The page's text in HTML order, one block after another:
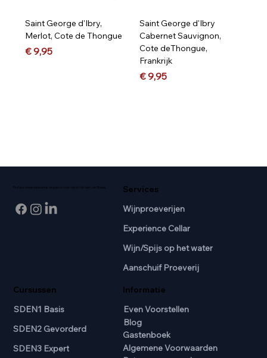
Saint George d'Ibry,
Merlot, Cote de Thongue
Prijs
€ 9,95
Saint George d'Ibry
Cabernet Sauvignon,
Cote deThongue,
Frankrijk
Prijs
€ 9,95
Professionele wijnkennis en passie voor wijn in het hart van Breda.
Cursussen
SDEN1 Basis
SDEN2 Gevorderd
SDEN3 Expert
Services
Wijnproeverijen
Experience Cellar
Wijn/Spijs op het water
Aanschuif Proeverij
Informatie
Even Voorstellen
Blog
Gastenboek
Algemene Voorwaarden